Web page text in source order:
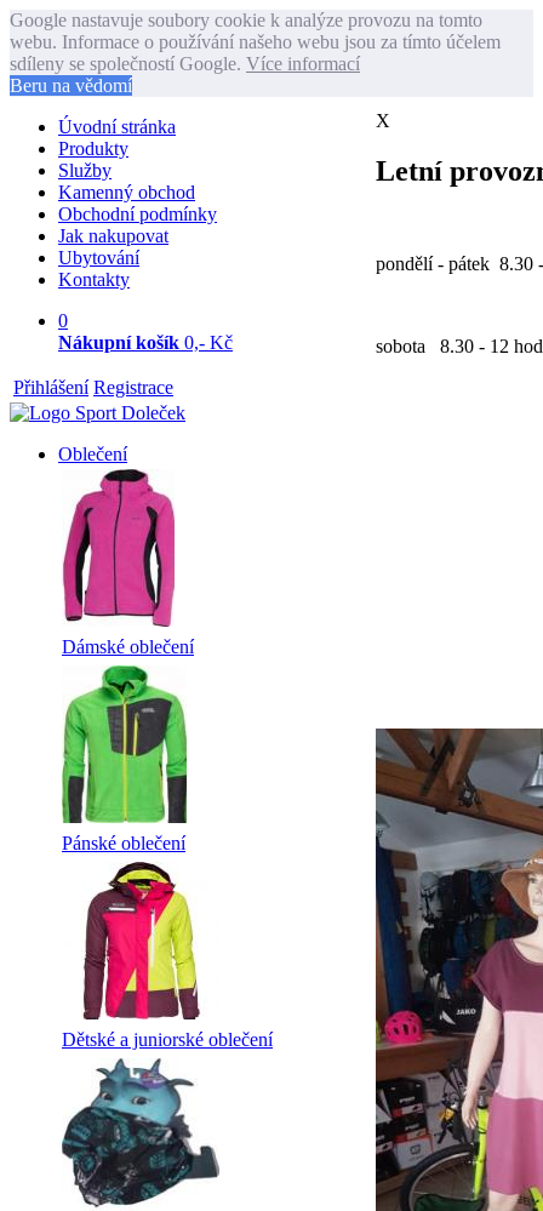
Google nastavuje soubory cookie k analýze provozu na tomto
webu. Informace o používání našeho webu jsou za tímto účelem
sdíleny se společností Google. Více informací
Beru na vědomí
X
Letní
pondělí - pátek 8.30
sobota 8.30 - 12 hod
Úvodní stránka
Produkty
Služby
Kamenný obchod
Obchodní podmínky
Jak nakupovat
Ubytování
Kontakty
0
Nákupní košík 0,- Kč
Přihlášení Registrace
Oblečení
Dámské oblečení
Pánské oblečení
Dětské a juniorské oblečení